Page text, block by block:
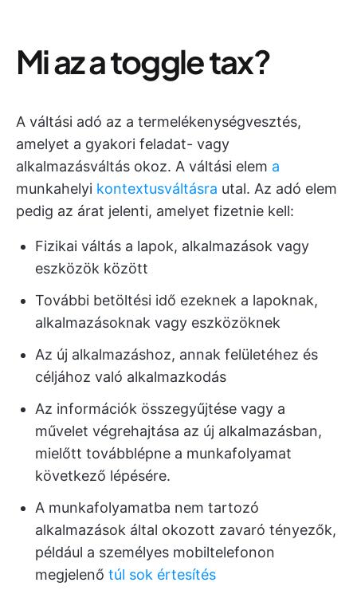
Mi az a toggle tax?
A váltási adó az a termelékenységvesztés,
amelyet a gyakori feladat- vagy
alkalmazásváltás okoz. A váltási elem a
munkahelyi kontextusváltásra utal. Az adó elem
pedig az árat jelenti, amelyet fizetnie kell:
Fizikai váltás a lapok, alkalmazások vagy
eszközök között
További betöltési idő ezeknek a lapoknak,
alkalmazásoknak vagy eszközöknek
Az új alkalmazáshoz, annak felületéhez és
céljához való alkalmazkodás
Az információk összegyűjtése vagy a
művelet végrehajtása az új alkalmazásban,
mielőtt továbblépne a munkafolyamat
következő lépésére.
A munkafolyamatba nem tartozó
alkalmazások által okozott zavaró tényezők,
például a személyes mobiltelefonon
megjelenő túl sok értesítés